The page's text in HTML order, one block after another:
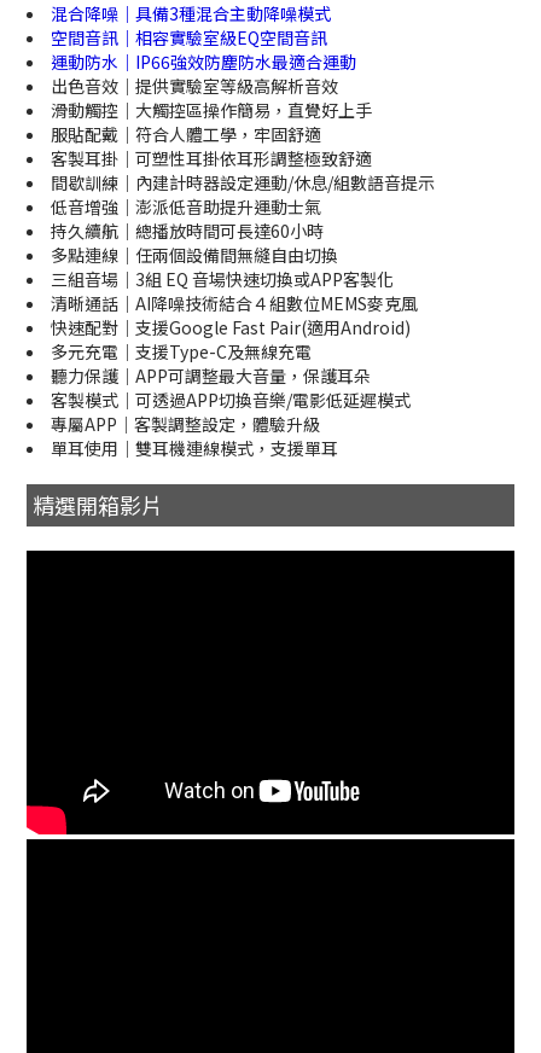
混合降噪｜具備3種混合主動降噪模式
空間音訊｜相容實驗室級EQ空間音訊
運動防水｜IP66強效防塵防水最適合運動
出色音效｜提供實驗室等級高解析音效
滑動觸控｜大觸控區操作簡易，直覺好上手
服貼配戴｜符合人體工學，牢固舒適
客製耳掛｜可塑性耳掛依耳形調整極致舒適
間歇訓練｜內建計時器設定運動/休息/組數語音提示
低音增強｜澎派低音助提升運動士氣
持久續航｜總播放時間可長達60小時
多點連線｜任兩個設備間無縫自由切換
三組音場｜3組 EQ 音場快速切換或APP客製化
清晰通話｜AI降噪技術結合４組數位MEMS麥克風
快速配對｜支援Google Fast Pair(適用Android)
多元充電｜支援Type-C及無線充電
聽力保護｜APP可調整最大音量，保護耳朵
客製模式｜可透過APP切換音樂/電影低延遲模式
專屬APP｜客製調整設定，體驗升級
單耳使用｜雙耳機連線模式，支援單耳
精選開箱影片